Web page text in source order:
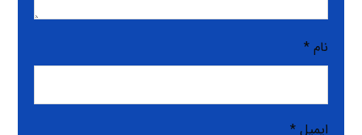
نام*
ایمیل*